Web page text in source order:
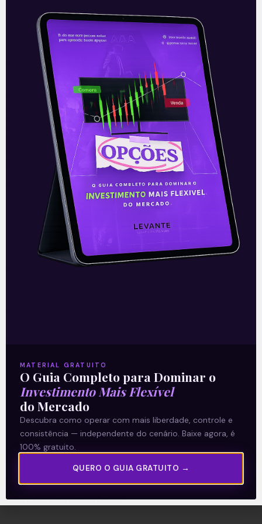
Resultado da Localiza (RENT3)
do 1T21
A Localiza (RENT3) divulgou nesta
segunda-feira (04), após o fechamento
do mercado, o resultado do 1T21. O
resultado foi bom, mas veio levemente
abaixo das
Leia mais
04/05/2021
Termos e Condições
Política de Privacidade
Explore
Artigos
E Eu Com Isso?
Vídeos no Youtube
Manuais de Investimento
MATERIAL GRATUITO
O Guia Completo para Dominar o
Investimento Mais Flexível
do Mercado
Descubra como operar com mais liberdade, controle e
consistência — independente do cenário. Baixe agora, é
100% gratuito.
QUERO O GUIA GRATUITO →